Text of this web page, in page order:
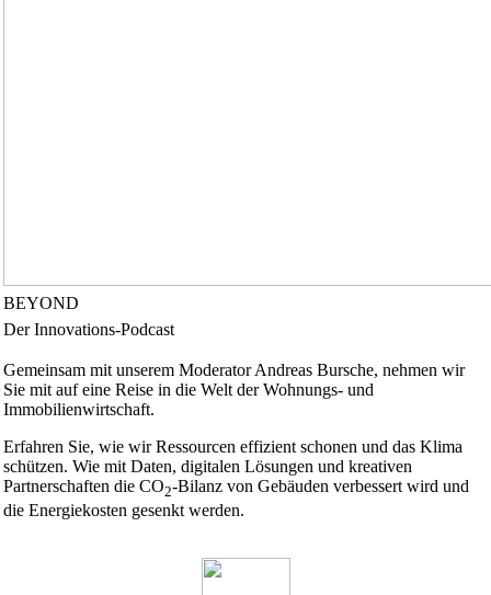
BEYOND
Der Innovations-Podcast
Gemeinsam mit unserem Moderator Andreas Bursche, nehmen wir
Sie mit auf eine Reise in die Welt der Wohnungs- und
Immobilienwirtschaft.
Erfahren Sie, wie wir Ressourcen effizient schonen und das Klima
schützen. Wie mit Daten, digitalen Lösungen und kreativen
Partnerschaften die CO2-Bilanz von Gebäuden verbessert wird und
die Energiekosten gesenkt werden.